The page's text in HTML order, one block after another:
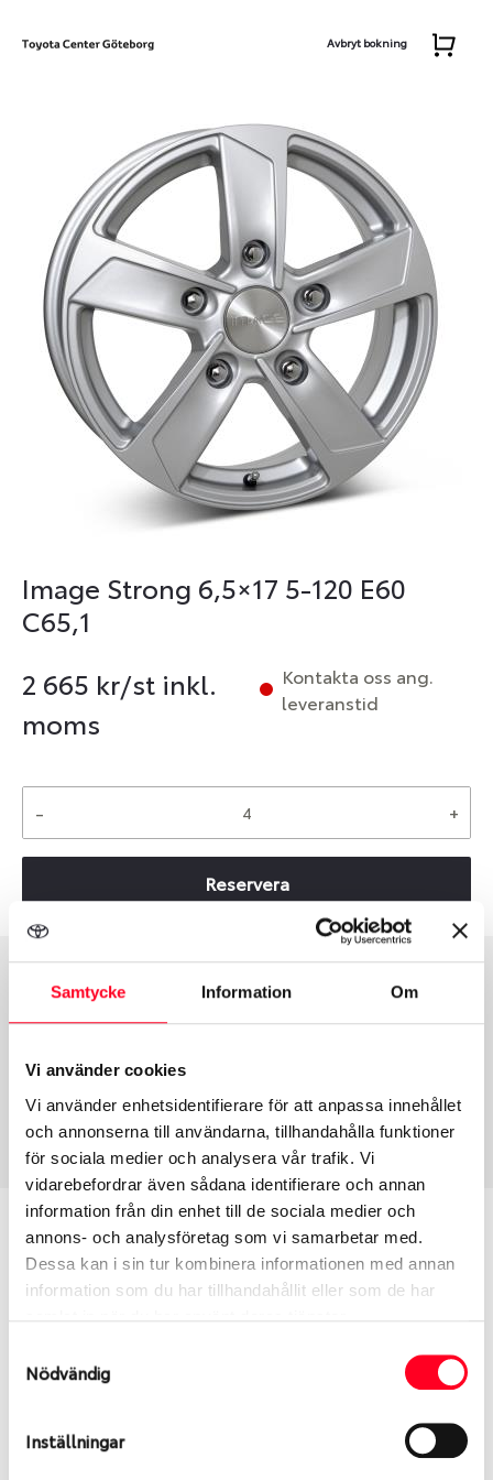
Samtycke Information Om
Vi använder cookies
Vi använder enhetsidentifierare för att anpassa innehållet
och annonserna till användarna, tillhandahålla funktioner
för sociala medier och analysera vår trafik. Vi
vidarebefordrar även sådana identifierare och annan
information från din enhet till de sociala medier och
annons- och analysföretag som vi samarbetar med.
Dessa kan i sin tur kombinera informationen med annan
information som du har tillhandahållit eller som de har
Nödvändig
Inställningar
Avbryt bokning
Image Strong 6,5×17 5-120 E60
C65,1
2 665 kr/st inkl.
moms
Kontakta oss ang.
leveranstid
- +
Reservera
Group
Fälg PV/C LM
Tum
17
60
Centre Diameter
120
Art nummer
8944
Passar denna fälg min bil?
Ange registreringsnummer för att se om den fälg
Ibland kan fälgen ha bytts ut under årens lopp och
inte vara samma dimension som bilen hade ut från